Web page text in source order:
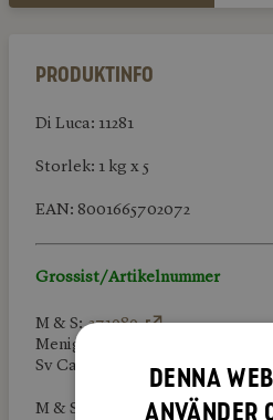
Produktinfo
Di Luca: 11281
Storlek: 1 kg x 5
EAN: 8001665702072
Grossist/Artikelnummer
M & S:371989
Menigo: –
Sv Cater: 73342
M & S Rest. Butik: 39249
Denna
använder